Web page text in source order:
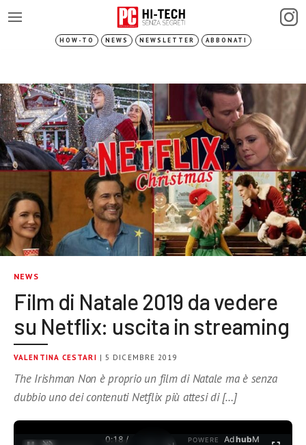
HOW-TO NEWS NEWSLETTER ABBONATI
NEWS
Film di Natale 2019 da vedere
su Netflix: uscita in streaming
VALENTINA CESTARI | 5 DICEMBRE 2019
The Irishman Non è proprio un film di Natale ma è senza
dubbio uno dei contenuti Netflix più attesi di […]
0:19 /
POWERE
AdhubM